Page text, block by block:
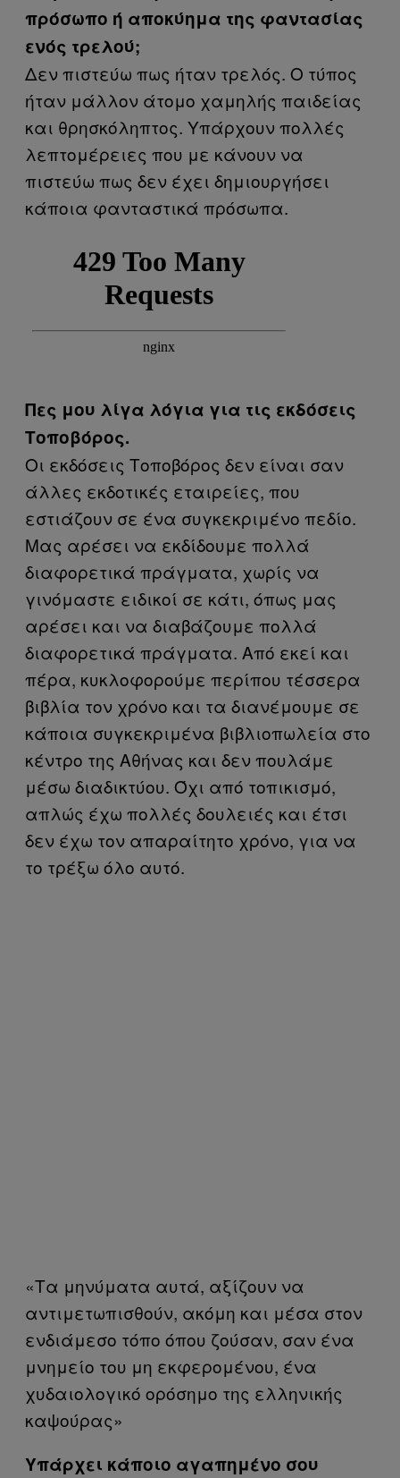
πρόσωπο ή αποκύημα της φαντασίας
ενός τρελού;
Δεν πιστεύω πως ήταν τρελός. Ο τύπος
ήταν μάλλον άτομο χαμηλής παιδείας
και θρησκόληπτος. Υπάρχουν πολλές
λεπτομέρειες που με κάνουν να
πιστεύω πως δεν έχει δημιουργήσει
κάποια φανταστικά πρόσωπα.
Πες μου λίγα λόγια για τις εκδόσεις
Τοποβόρος.
Οι εκδόσεις Τοποβόρος δεν είναι σαν
άλλες εκδοτικές εταιρείες, που
εστιάζουν σε ένα συγκεκριμένο πεδίο.
Μας αρέσει να εκδίδουμε πολλά
διαφορετικά πράγματα, χωρίς να
γινόμαστε ειδικοί σε κάτι, όπως μας
αρέσει και να διαβάζουμε πολλά
διαφορετικά πράγματα. Από εκεί και
πέρα, κυκλοφορούμε περίπου τέσσερα
βιβλία τον χρόνο και τα διανέμουμε σε
κάποια συγκεκριμένα βιβλιοπωλεία στο
κέντρο της Αθήνας και δεν πουλάμε
μέσω διαδικτύου. Όχι από τοπικισμό,
απλώς έχω πολλές δουλειές και έτσι
δεν έχω τον απαραίτητο χρόνο, για να
το τρέξω όλο αυτό.
«Τα μηνύματα αυτά, αξίζουν να
αντιμετωπισθούν, ακόμη και μέσα στον
ενδιάμεσο τόπο όπου ζούσαν, σαν ένα
μνημείο του μη εκφερομένου, ένα
χυδαιολογικό ορόσημο της ελληνικής
καψούρας»
Υπάρχει κάποιο αγαπημένο σου